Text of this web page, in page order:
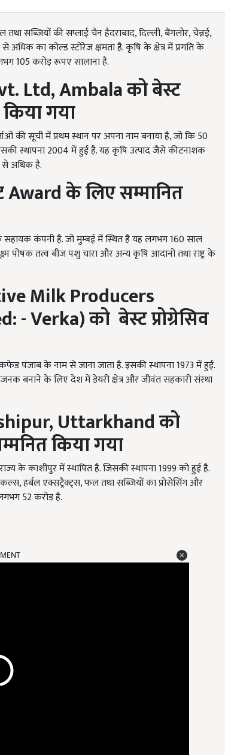
सब्जियों की सप्लाई चैन हैदराबाद, दिल्ली, बैंगलोर, चेन्नई,
अधिक का कोल्ड स्टोरेज क्षमता है. कृषि के क्षेत्र में प्रगति के
105 करोड़ रूपए सालाना है.
Ltd, Ambalaकोबेस्ट
गया
की सूची में प्रथम स्थान पर अपना नाम बनाया है, जो कि 50
स्थापना 2004 में हुई है. यह कृषि उत्पाद जैसे कीटनाशक
से अधिक है.
Awardके लिए सम्मानित
सहायक कंपनी है. जो मुम्बई में स्थित है यह लगभग 160 साल
पोषक तत्व बीज पशु चारा और अन्य कृषि आदानों तथा राष्ट्र के
Milk Producers
- Verka)को बेस्टप्रोग्रेसिव
पंजाब के नाम से जाना जाता है. इसकी स्थापना 1973 में हुई.
बनाने के लिए देश में डेयरी क्षेत्र और जीवंत सहकारी संस्था
Uttarkhandको
किया गया
के काशीपुर में स्थापित है. जिसकी स्थापना 1999 को हुई है.
हर्बल एक्सट्रैक्ट्स, फल तथा सब्जियों का प्रोसेसिंग और
52 करोड़ है.